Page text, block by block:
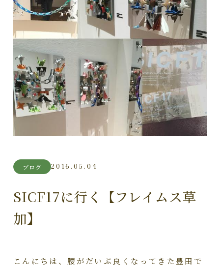
ブログ 2016.05.04
SICF17に行く【フレイムス草
加】
こんにちは、腰がだいぶ良くなってきた豊田で